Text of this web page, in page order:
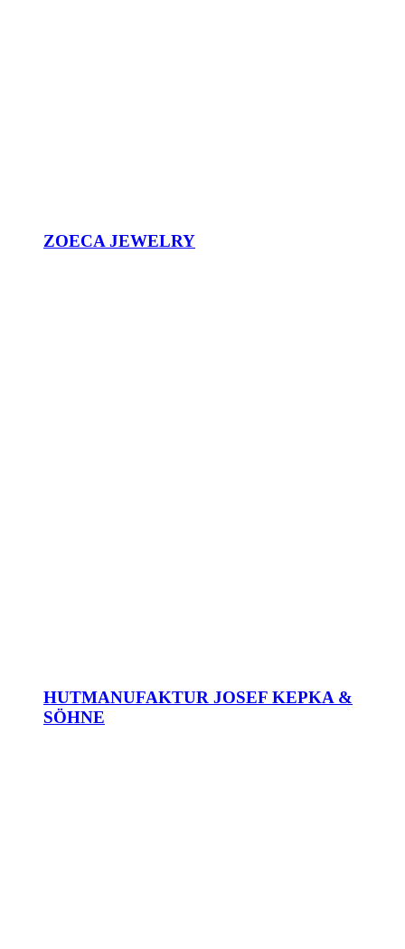
ZOECA JEWELRY
HUTMANUFAKTUR JOSEF KEPKA &
SÖHNE